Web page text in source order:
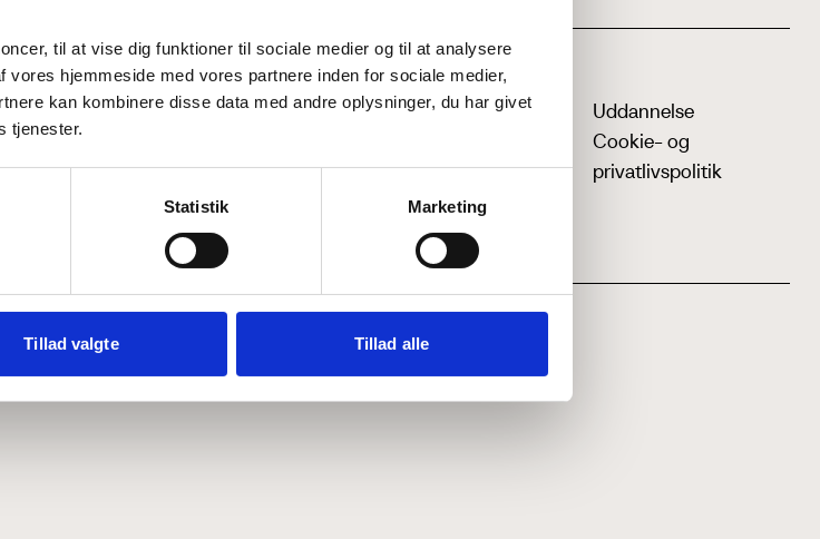
til at vise dig funktioner til sociale medier og til at analysere
hjemmeside med vores partnere inden for sociale medier,
kan kombinere disse data med andre oplysninger, du har givet
tjenester.
Statistik Marketing
Tillad valgte Tillad alle
Analyser
ABCepos
Podcast
Uddannelse
Cookie- og
privatlivspolitik